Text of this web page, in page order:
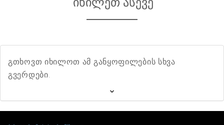
გთხოვთ იხილოთ ამ განყოფილების სხვა
გვერდები.